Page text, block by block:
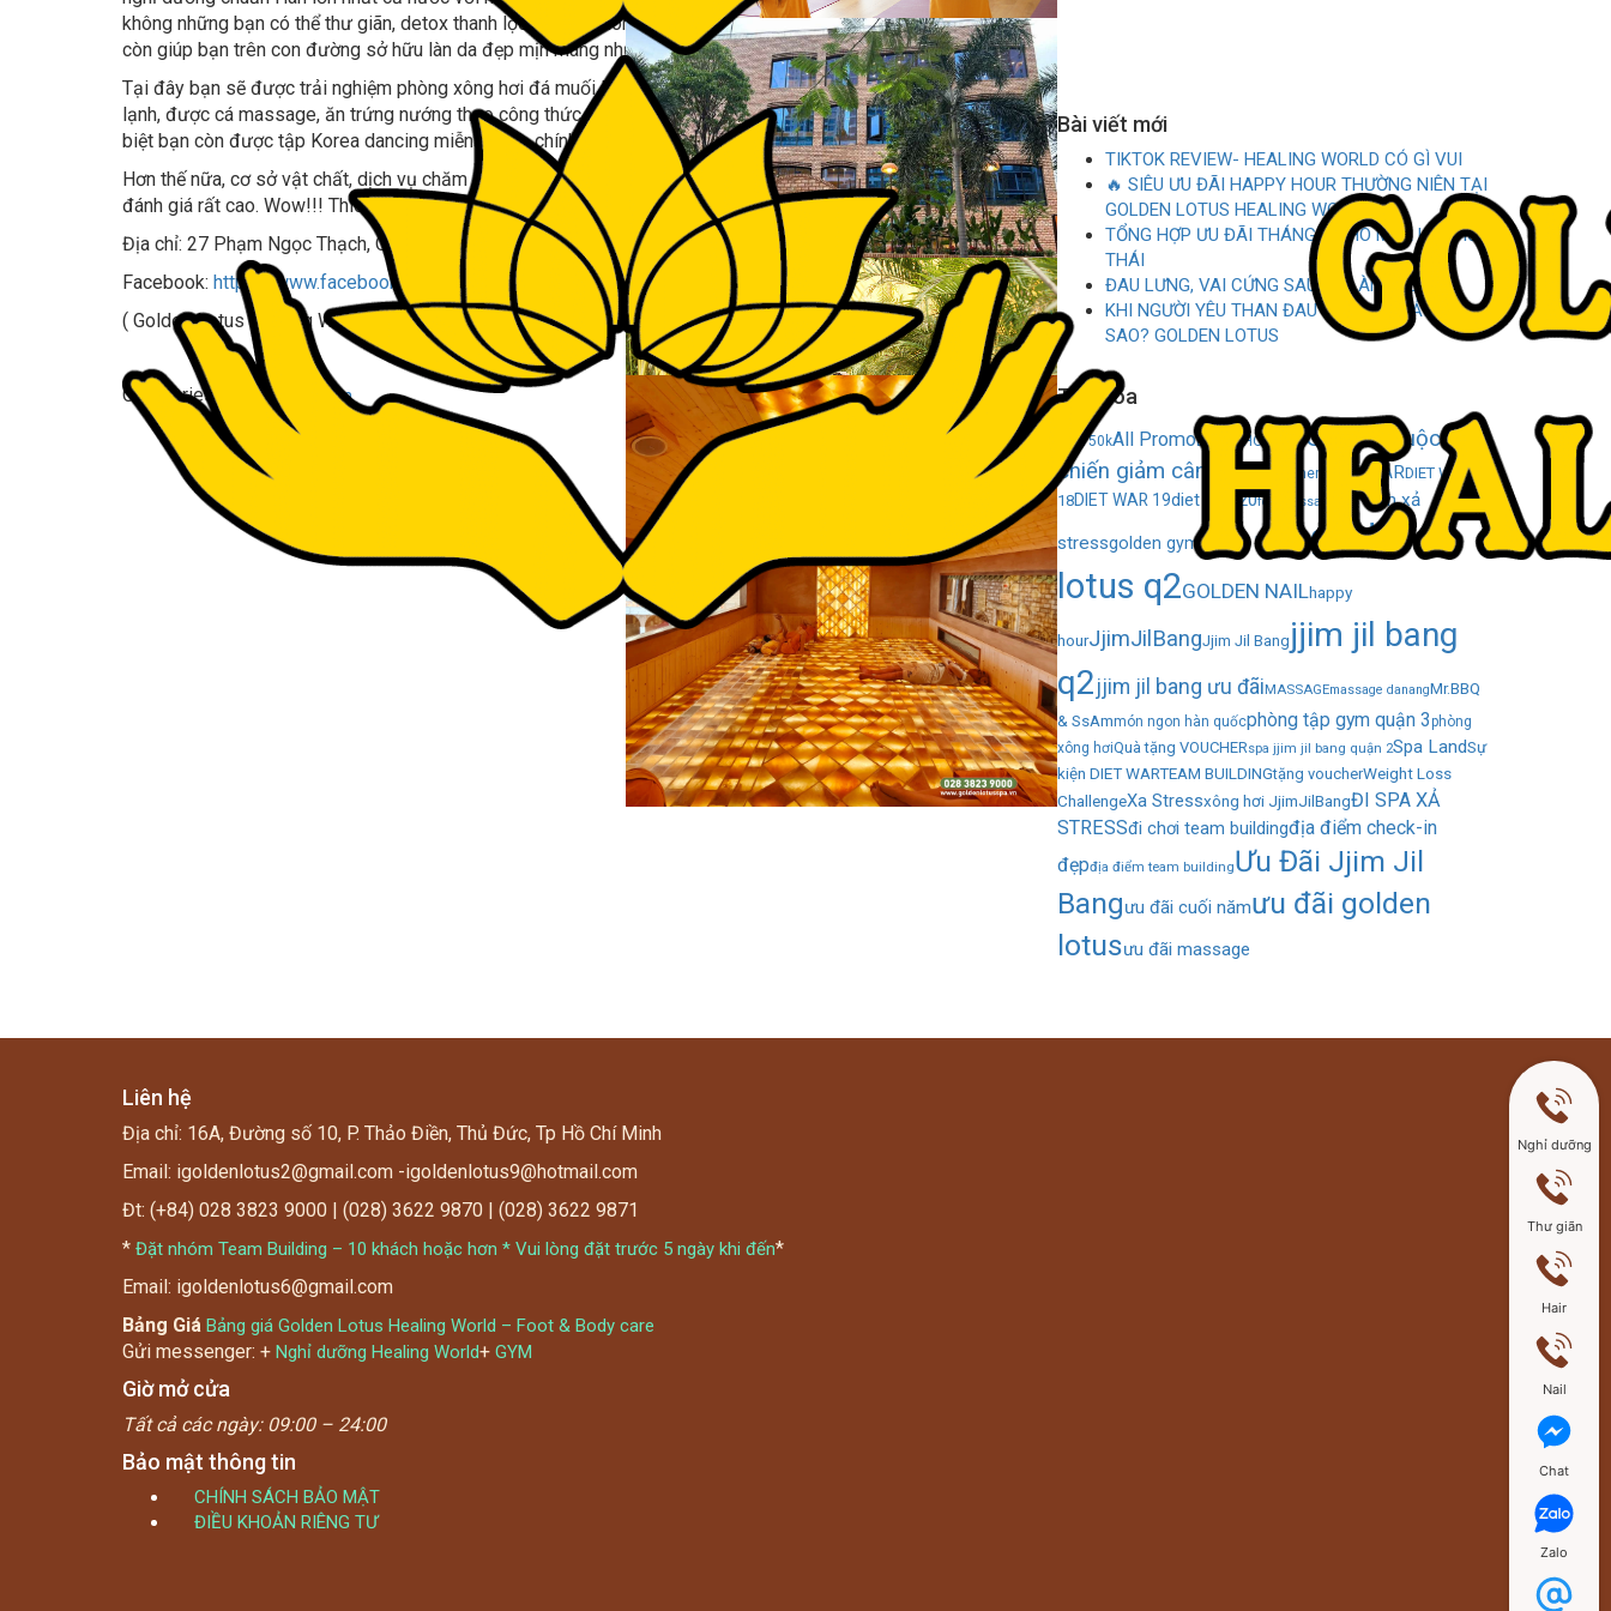
không những bạn có thể thư giãn, detox thanh lọc cơ thể, phòng ngừa các bệnh về xương khớp mà việc này
còn giúp bạn trên con đường sở hữu làn da đẹp mịn màng như da em bé.
Tại đây bạn sẽ được trải nghiệm phòng xông hơi đá muối Hymalaya, xông hơi phòng thuốc bắc, xông hơi
lạnh, được cá massage, ăn trứng nướng theo công thức của hàn và cùng đồng bọn tập tành xếp nón cừu, đặt
biệt bạn còn được tập Korea dancing miễn phí do chính chuyên gia dạy nhảy đứng lớp nữa đó….
Hơn thế nữa, cơ sở vật chất, dịch vụ chăm sóc khách hàng và thái độ của nhân viên phục vụ được khách hàng
đánh giá rất cao. Wow!!! Thích quá đi à! Chỉ nghe thôi là muốn đến trải nghiệm liền.
Địa chỉ: 27 Phạm Ngọc Thạch, Quận 3, Tp HCM
Facebook: https://www.facebook.com/JjimJilBangQ3/
( Golden Lotus Healing World)
Categories: Tin tức - Sự kiện Share:
Bài viết mới
TIKTOK REVIEW- HEALING WORLD CÓ GÌ VUI
🔥 SIÊU ƯU ĐÃI HAPPY HOUR THƯỜNG NIÊN TẠI
GOLDEN LOTUS HEALING WORLD 🔥
TỔNG HỢP ƯU ĐÃI THÁNG 7 CHO MÙA HÈ THƯ
THÁI
ĐAU LƯNG, VAI CỨNG SAU 8H LÀM VIỆC
KHI NGƯỜI YÊU THAN ĐAU LƯNG – PHẢI LÀM
SAO? GOLDEN LOTUS
Từ khóa
90K150kAll PromoBEST PHOTO BIG FANS
cuộc
chiến giảm cân
Day Spa Voucher DIET WARDIET WAR
18DIET WAR 19diet war 20foot massage
gia đình xả
stressgolden gymgolden kitchen golden
lotus q2GOLDEN NAILhappy
hourJjimJilBangJjim Jil Bang jjim jil bang
q2 jjim jil bang ưu đãiMASSAGEmassage danangMr.BBQ
& SsAmmón ngon hàn quốcphòng tập gym quận 3phòng
xông hơiQuà tặng VOUCHERspa jjim jil bang quận 2Spa LandSự
kiện DIET WARTEAM BUILDINGtặng voucherWeight Loss
ChallengeXa Stressxông hơi JjimJilBangĐI SPA XẢ
STRESSđi chơi team buildingđịa điểm check-in
đẹpđịa điểm team buildingƯu Đãi Jjim Jil
Bangưu đãi cuối nămưu đãi golden
lotusưu đãi massage
Liên hệ
Địa chỉ: 16A, Đường số 10, P. Thảo Điền, Thủ Đức, Tp Hồ Chí Minh
Email: igoldenlotus2@gmail.com -igoldenlotus9@hotmail.com
Đt: (+84) 028 3823 9000 | (028) 3622 9870 | (028) 3622 9871
* Đặt nhóm Team Building – 10 khách hoặc hơn * Vui lòng đặt trước 5 ngày khi đến*
Email: igoldenlotus6@gmail.com
Bảng Giá Bảng giá Golden Lotus Healing World – Foot & Body care
Gửi messenger: + Nghỉ dưỡng Healing World+ GYM
Giờ mở cửa
Tất cả các ngày: 09:00 – 24:00
Bảo mật thông tin
CHÍNH SÁCH BẢO MẬT
ĐIỀU KHOẢN RIÊNG TƯ
Nghỉ dưỡng
Thư giãn
Hair
Nail
Chat
Zalo